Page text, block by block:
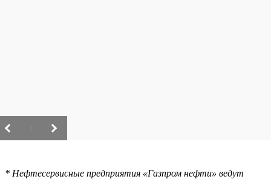
* Нефтесервисные предприятия «Газпром нефти» ведут